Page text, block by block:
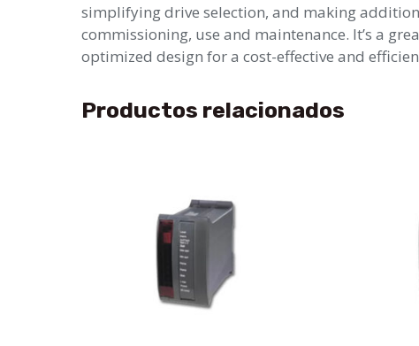
simplifying drive selection, and making
commissioning, use and maintenance. It’s a
optimized design for a cost-effective and
Productos relacionados